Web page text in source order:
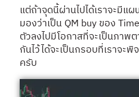
แต่ถ้าจุดนี้ผ่านไปได้เราจะมีแ
มองว่าเป็น QM buy ของ
ตัวลงไปมีโอกาสที่จะเป็นภาพ
กันไว้ได้จะเป็นกรอบที่เราจะ
ครับ